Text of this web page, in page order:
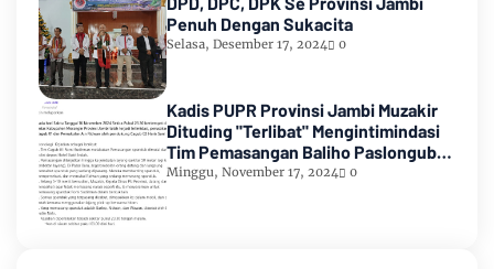
Penuh Dengan Sukacita
Selasa, Desember 17, 2024 0
Kadis PUPR Provinsi Jambi Muzakir
Dituding "Terlibat" Mengintimindasi
Tim Pemasangan Baliho Paslongub
Romi-Sudirman
Minggu, November 17, 2024 0